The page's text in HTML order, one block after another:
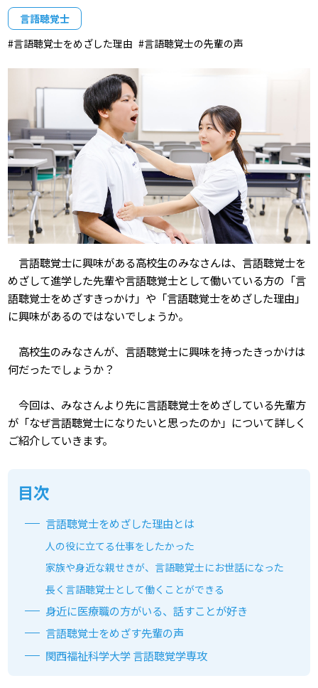
言語聴覚士
言語聴覚士をめざした理由
言語聴覚士の先輩の声
言語聴覚士に興味がある高校生のみなさんは、言語聴覚士を
めざして進学した先輩や言語聴覚士として働いている方の「言
語聴覚士をめざすきっかけ」や「言語聴覚士をめざした理由」
に興味があるのではないでしょうか。
高校生のみなさんが、言語聴覚士に興味を持ったきっかけは
何だったでしょうか？
今回は、みなさんより先に言語聴覚士をめざしている先輩方
が「なぜ言語聴覚士になりたいと思ったのか」について詳しく
ご紹介していきます。
目次
言語聴覚士をめざした理由とは
人の役に立てる仕事をしたかった
家族や身近な親せきが、言語聴覚士にお世話になった
長く言語聴覚士として働くことができる
身近に医療職の方がいる、話すことが好き
言語聴覚士をめざす先輩の声
関⻄福祉科学大学 言語聴覚学専攻